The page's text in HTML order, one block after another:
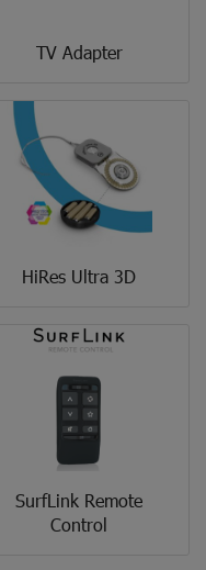
TV Adapter
HiRes Ultra 3D
SurfLink Remote
Control